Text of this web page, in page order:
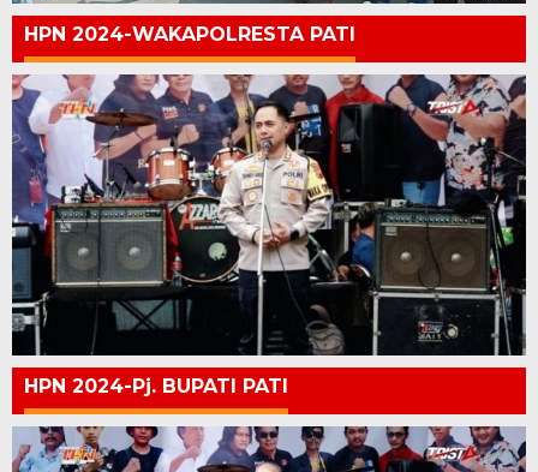
HPN 2024-WAKAPOLRESTA PATI
HPN 2024-Pj. BUPATI PATI